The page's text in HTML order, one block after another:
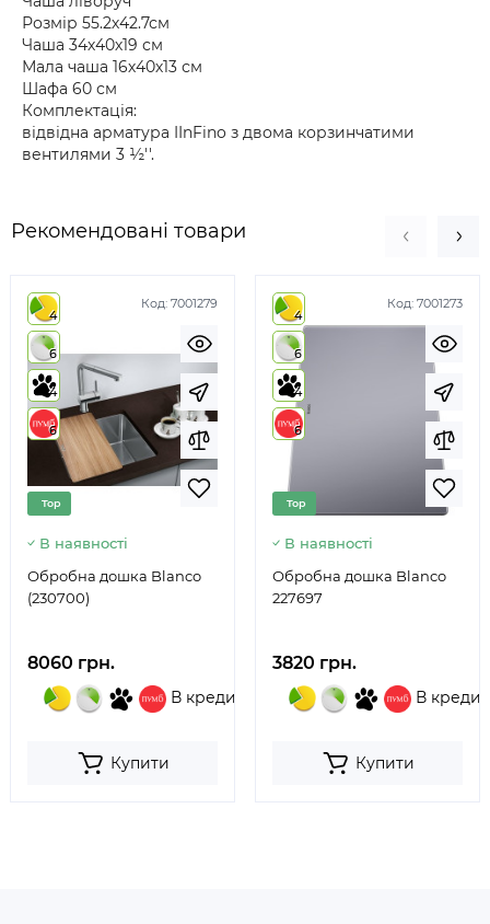
Розмір 55.2х42.7см
Чаша 34х40х19 см
Мала чаша 16х40х13 см
Шафа 60 см
Комплектація:
відвідна арматура IInFino з двома корзинчатими
вентилями 3 ½''.
Рекомендовані товари
Код: 7001279
4
6
4
6
Top
В наявності
Обробна дошка Blanco
(230700)
8060 грн.
В кредит
Купити
Код: 7001273
4
6
4
6
Top
В наявності
Обробна дошка Blanco
227697
3820 грн.
В кредит
Купити